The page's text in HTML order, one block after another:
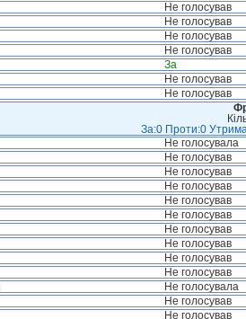
Не голосував
Не голосував
Не голосував
Не голосував
За
Не голосував
Не голосував
За:0 Проти:0
Не голосувала
Не голосував
Не голосував
Не голосував
Не голосував
Не голосував
Не голосував
Не голосував
Не голосував
Не голосував
Не голосувала
Не голосував
Не голосував